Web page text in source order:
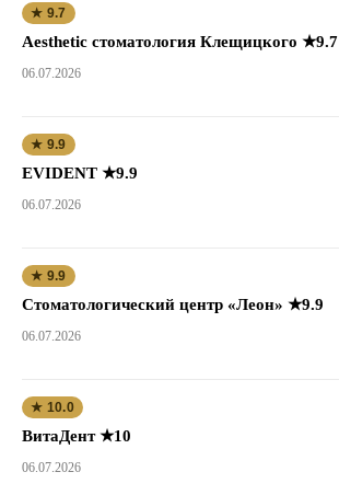
★ 9.7
Aesthetic стоматология Клещицкого ★9.7
06.07.2026
★ 9.9
EVIDENT ★9.9
06.07.2026
★ 9.9
Стоматологический центр «Леон» ★9.9
06.07.2026
★ 10.0
ВитаДент ★10
06.07.2026